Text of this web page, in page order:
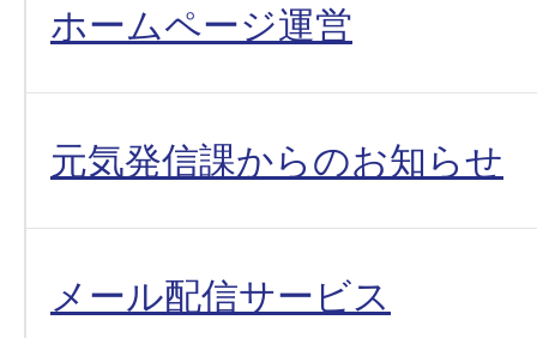
ホームページ運営
元気発信課からのお知らせ
メール配信サービス